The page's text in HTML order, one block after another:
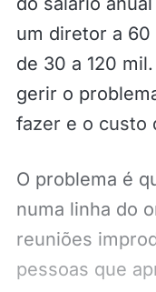
um diretor a
de 30 a 120
gerir o
fazer e o custo
O problema é
numa linha do
reuniões
pessoas que